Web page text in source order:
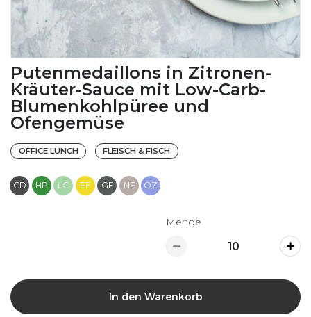
Putenmedaillons in Zitronen-
Kräuter-Sauce mit Low-Carb-
Blumenkohlpüree und
Ofengemüse
OFFICE LUNCH FLEISCH & FISCH
CD HP LC EF GF NF OZ
Menge
In den Warenkorb